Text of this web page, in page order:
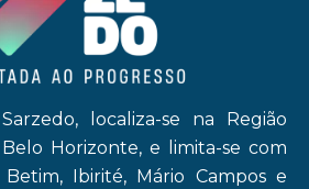
localiza-se na Região
Horizonte, e limita-se com
Ibirité, Mário Campos e